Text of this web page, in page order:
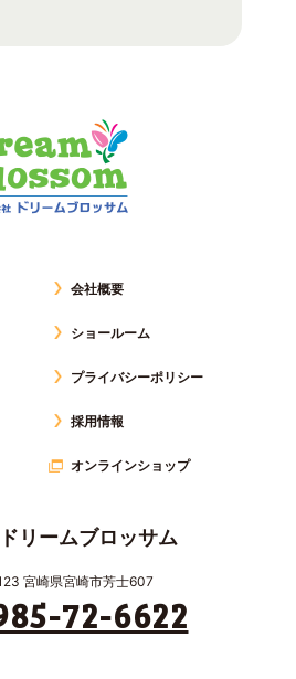
会社概要
ショールーム
プライバシーポリシー
採用情報
オンラインショップ
リームブロッサム
宮崎県宮崎市芳士607
72-6622